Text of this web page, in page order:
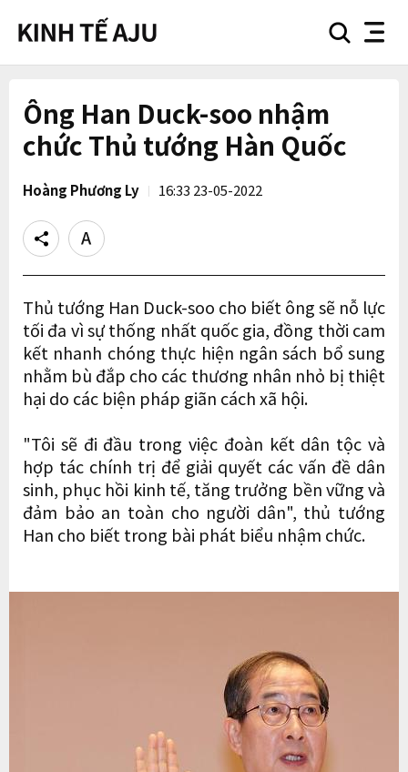
searchnav
Ông Han Duck-soo nhậm
chức Thủ tướng Hàn Quốc
Hoàng Phương Ly 16:33 23-05-2022
Share
Text
size
Thủ tướng Han Duck-soo cho biết ông sẽ nỗ lực
tối đa vì sự thống nhất quốc gia, đồng thời cam
kết nhanh chóng thực hiện ngân sách bổ sung
nhằm bù đắp cho các thương nhân nhỏ bị thiệt
hại do các biện pháp giãn cách xã hội.
"Tôi sẽ đi đầu trong việc đoàn kết dân tộc và
hợp tác chính trị để giải quyết các vấn đề dân
sinh, phục hồi kinh tế, tăng trưởng bền vững và
đảm bảo an toàn cho người dân", thủ tướng
Han cho biết trong bài phát biểu nhậm chức.